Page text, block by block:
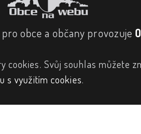
obce a občany provozuje
cookies. Svůj souhlas můžete
s využitím cookies.